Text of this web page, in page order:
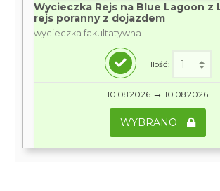
Wycieczka Rejs na Blue Lagoon z
rejs poranny z dojazdem
wycieczka fakultatywna
Ilość:
10.08.2026 → 10.08.2026
WYBRANO